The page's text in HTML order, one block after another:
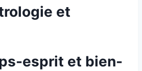
et
esprit et bien-